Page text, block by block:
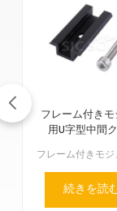
フレーム付き
用U字型中間
続きを読